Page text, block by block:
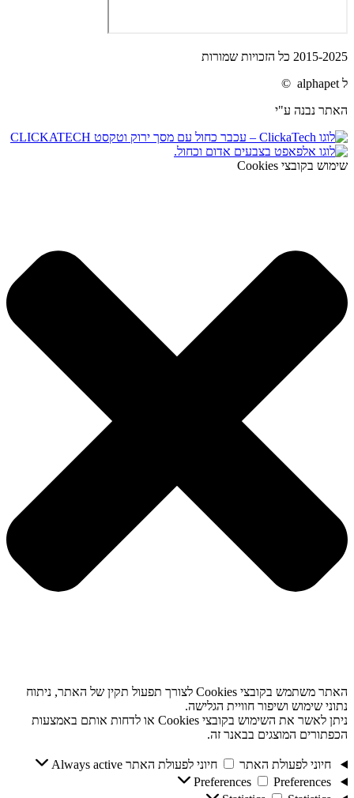
2015-2025 כל הזכויות שמורות
ל alphapet ©
האתר נבנה ע"י
שימוש בקובצי Cookies
האתר משתמש בקובצי Cookies לצורך תפעול תקין של האתר, ניתוח
נתוני שימוש ושיפור חוויית הגלישה.
ניתן לאשר את השימוש בקובצי Cookies או לדחות אותם באמצעות
הכפתורים המוצגים בבאנר זה.
חיוני לפעולת האתר חיוני לפעולת האתר Always active
Preferences
Preferences